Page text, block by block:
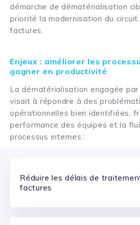
démarche de dématérialisation
priorité la modernisation du
factures.
Enjeux : améliorer les
gagner en productivité
La dématérialisation engagée par
visait à répondre à des
opérationnelles bien identifiées,
performance des équipes et la
processus internes :
Réduire les délais de
factures